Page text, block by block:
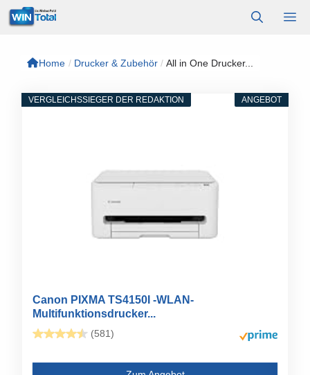
Zum
Inhalt
Home / Drucker & Zubehör / All in One Drucker...
ANGEBOT
VERGLEICHSSIEGER DER REDAKTION
Canon PIXMA TS4150I -WLAN-
Multifunktionsdrucker...
(581)